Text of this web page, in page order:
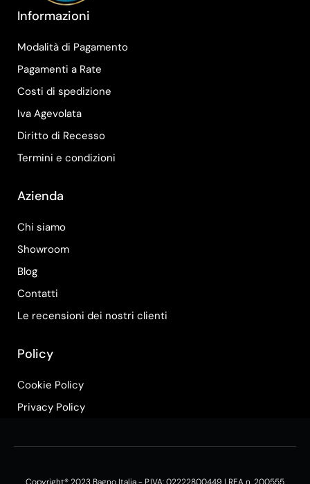
Informazioni
Modalità di Pagamento
Pagamenti a Rate
Costi di spedizione
Iva Agevolata
Diritto di Recesso
Termini e condizioni
Azienda
Chi siamo
Showroom
Blog
Contatti
Le recensioni dei nostri clienti
Policy
Cookie Policy
Privacy Policy